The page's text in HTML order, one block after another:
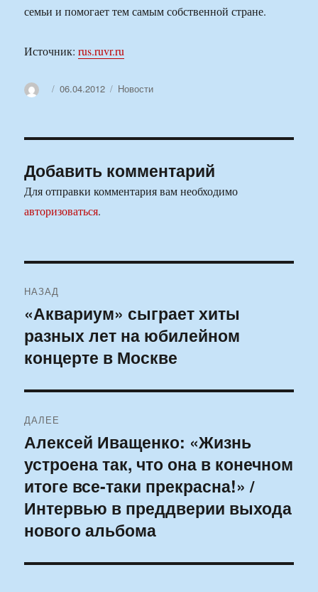
семьи и помогает тем самым собственной стране.
Источник:rus.ruvr.ru
АвторОпубликовано
06.04.2012 Рубрики
Новости
Добавить комментарий
Для отправки комментария вам необходимо
авторизоваться.
по
записям
НАЗАД
Предыдущая
запись:
«Аквариум» сыграет хиты
разных лет на юбилейном
концерте в Москве
ДАЛЕЕ
Следующая
запись:
Алексей Иващенко: «Жизнь
устроена так, что она в конечном
итоге все-таки прекрасна!» /
Интервью в преддверии выхода
нового альбома